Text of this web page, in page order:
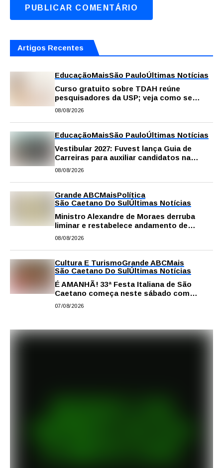
Artigos Recentes
EducaçãoMaisSão PauloÚltimas Notícias
Curso gratuito sobre TDAH reúne
pesquisadores da USP; veja como se
inscrever
08/08/2026
EducaçãoMaisSão PauloÚltimas Notícias
Vestibular 2027: Fuvest lança Guia de
Carreiras para auxiliar candidatos na
escolha da profissão
08/08/2026
Grande ABCMaisPolítica
São Caetano Do SulÚltimas Notícias
Ministro Alexandre de Moraes derruba
liminar e restabelece andamento de
comissão processante contra vereador
08/08/2026
Cultura E TurismoGrande ABCMais
São Caetano Do SulÚltimas Notícias
É AMANHÃ! 33ª Festa Italiana de São
Caetano começa neste sábado com
gastronomia, música e solidariedade
07/08/2026